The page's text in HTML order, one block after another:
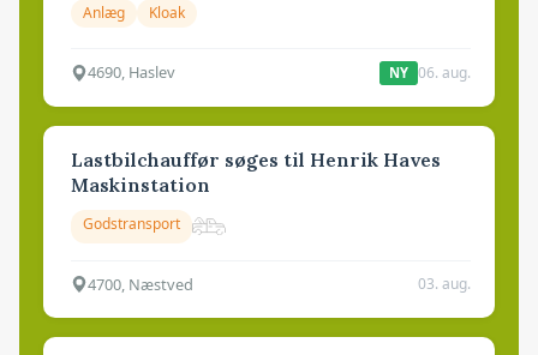
Anlæg Kloak
4690, Haslev NY 06. aug.
Lastbilchauffør søges til Henrik Haves
Maskinstation
Godstransport
4700, Næstved 03. aug.